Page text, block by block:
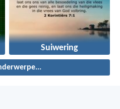
Suiwering